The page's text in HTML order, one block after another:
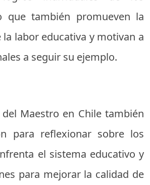
que también promueven la
labor educativa y motivan a
a seguir su ejemplo.
Maestro en Chile también
para reflexionar sobre los
el sistema educativo y
para mejorar la calidad de